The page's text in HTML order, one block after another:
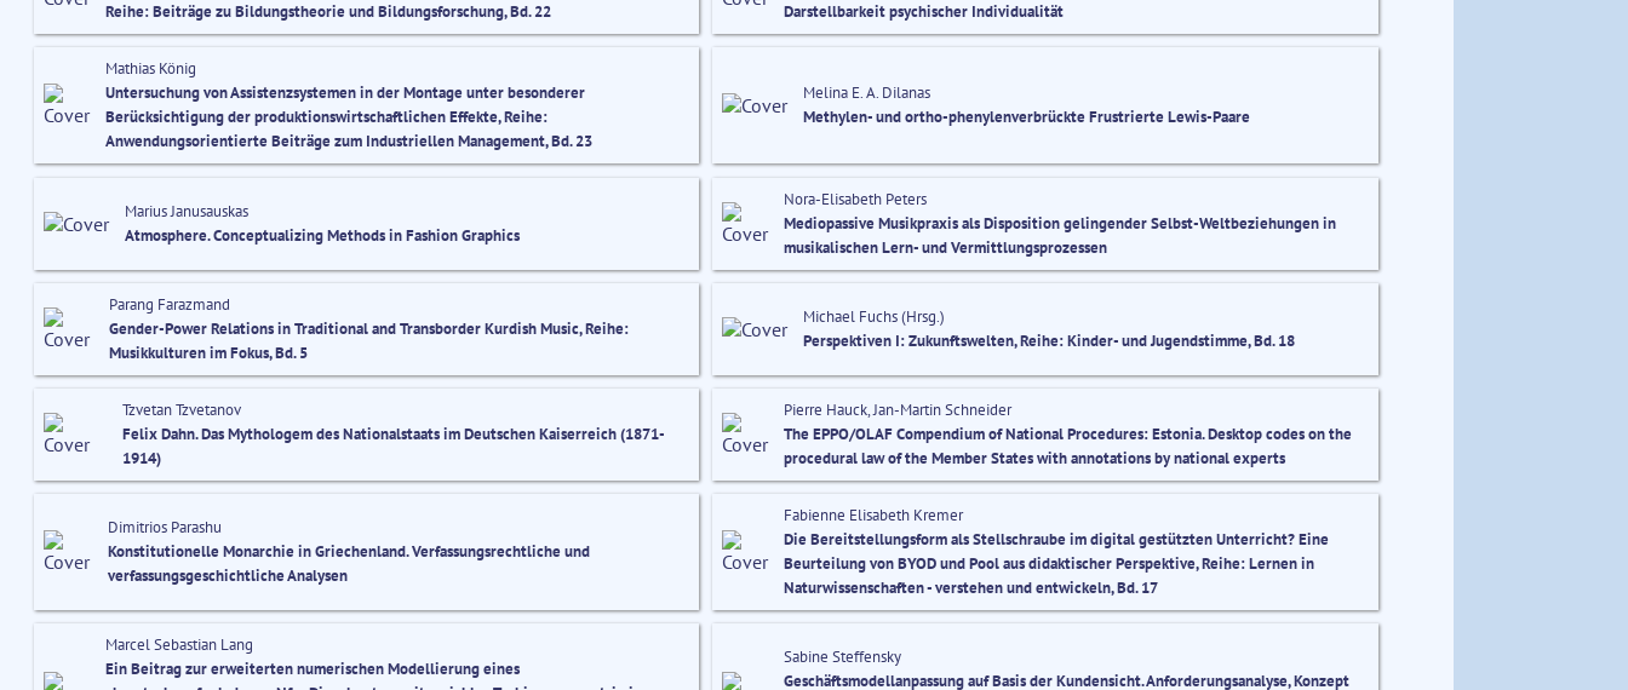
Reihe: Beiträge zu Bildungstheorie und Bildungsforschung, Bd. 22
Darstellbarkeit psychischer Individualität
Mathias König
Untersuchung von Assistenzsystemen in der Montage unter besonderer
Berücksichtigung der produktionswirtschaftlichen Effekte, Reihe:
Anwendungsorientierte Beiträge zum Industriellen Management, Bd. 23
Melina E. A. Dilanas
Methylen- und ortho-phenylenverbrückte Frustrierte Lewis-Paare
Marius Janusauskas
Atmosphere. Conceptualizing Methods in Fashion Graphics
Nora-Elisabeth Peters
Mediopassive Musikpraxis als Disposition gelingender Selbst-Weltbeziehungen in
musikalischen Lern- und Vermittlungsprozessen
Parang Farazmand
Gender-Power Relations in Traditional and Transborder Kurdish Music, Reihe:
Musikkulturen im Fokus, Bd. 5
Michael Fuchs (Hrsg.)
Perspektiven I: Zukunftswelten, Reihe: Kinder- und Jugendstimme, Bd. 18
Tzvetan Tzvetanov
Felix Dahn. Das Mythologem des Nationalstaats im Deutschen Kaiserreich (1871-
1914)
Pierre Hauck, Jan-Martin Schneider
The EPPO/OLAF Compendium of National Procedures: Estonia. Desktop codes on the
procedural law of the Member States with annotations by national experts
Dimitrios Parashu
Konstitutionelle Monarchie in Griechenland. Verfassungsrechtliche und
verfassungsgeschichtliche Analysen
Fabienne Elisabeth Kremer
Die Bereitstellungsform als Stellschraube im digital gestützten Unterricht? Eine
Beurteilung von BYOD und Pool aus didaktischer Perspektive, Reihe: Lernen in
Naturwissenschaften - verstehen und entwickeln, Bd. 17
Marcel Sebastian Lang
Ein Beitrag zur erweiterten numerischen Modellierung eines
Sabine Steffensky
Geschäftsmodellanpassung auf Basis der Kundensicht. Anforderungsanalyse, Konzept